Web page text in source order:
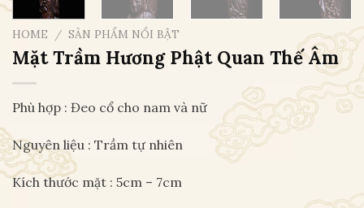
HOME / SẢN PHẨM NỔI BẬT
Mặt Trầm Hương Phật Quan Thế Âm
Phù hợp : Đeo cổ cho nam và nữ
Nguyên liệu : Trầm tự nhiên
Kích thước mặt : 5cm – 7cm